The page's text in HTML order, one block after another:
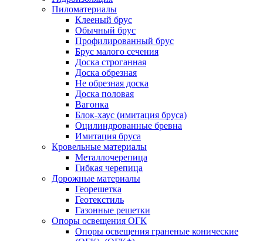
Пиломатериалы
Клееный брус
Обычный брус
Профилированный брус
Брус малого сечения
Доска строганная
Доска обрезная
Не обрезная доска
Доска половая
Вагонка
Блок-хаус (имитация бруса)
Оцилиндрованные бревна
Имитация бруса
Кровельные материалы
Металлочерепица
Гибкая черепица
Дорожные материалы
Георешетка
Геотекстиль
Газонные решетки
Опоры освещения ОГК
Опоры освещения граненые конические